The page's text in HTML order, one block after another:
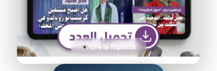
Lire le flipbook